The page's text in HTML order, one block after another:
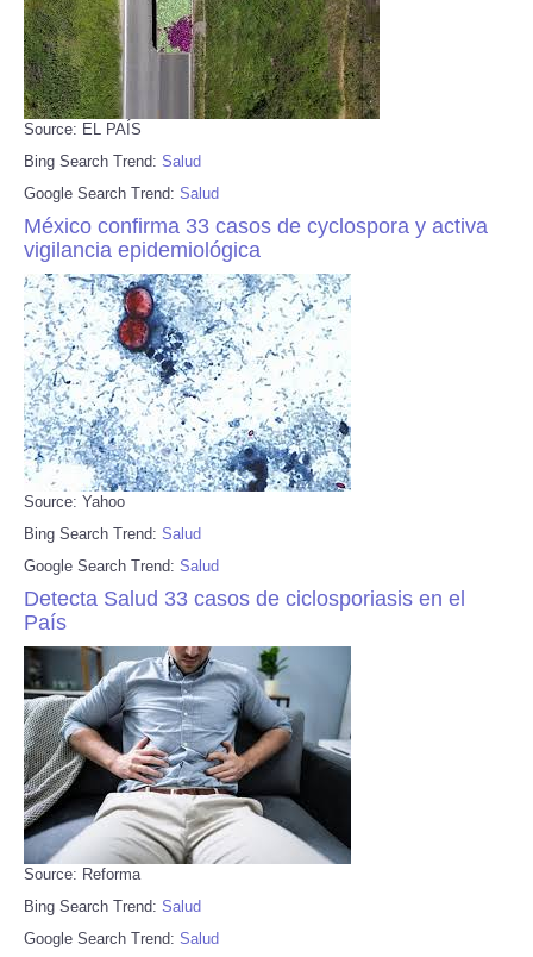
Source: EL PAÍS
Bing Search Trend: Salud
Google Search Trend: Salud
México confirma 33 casos de cyclospora y activa
vigilancia epidemiológica
Source: Yahoo
Bing Search Trend: Salud
Google Search Trend: Salud
Detecta Salud 33 casos de ciclosporiasis en el
País
Source: Reforma
Bing Search Trend: Salud
Google Search Trend: Salud